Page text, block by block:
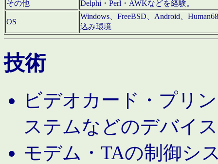
その他
Delphi・Perl・AWKなどを経験。
OS
Windows、FreeBSD、Android、
込み環境
技術
ビデオカード・プリ
ステムなどのデバイ
モデム・TAの制御シ